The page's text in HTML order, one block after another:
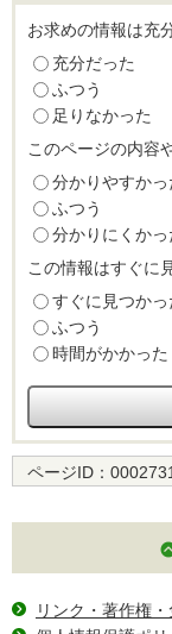
お求めの情報は充
充分だった
ふつう
足りなかった
このページの内容
分かりやすかっ
ふつう
分かりにくかっ
この情報はすぐに
すぐに見つかっ
ふつう
時間がかかった
ページID：
リンク・著作権